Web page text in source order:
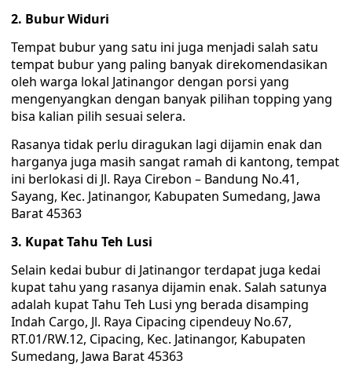
2. Bubur Widuri
Tempat bubur yang satu ini juga menjadi salah satu
tempat bubur yang paling banyak direkomendasikan
oleh warga lokal Jatinangor dengan porsi yang
mengenyangkan dengan banyak pilihan topping yang
bisa kalian pilih sesuai selera.
Rasanya tidak perlu diragukan lagi dijamin enak dan
harganya juga masih sangat ramah di kantong, tempat
ini berlokasi di Jl. Raya Cirebon – Bandung No.41,
Sayang, Kec. Jatinangor, Kabupaten Sumedang, Jawa
Barat 45363
3. Kupat Tahu Teh Lusi
Selain kedai bubur di Jatinangor terdapat juga kedai
kupat tahu yang rasanya dijamin enak. Salah satunya
adalah kupat Tahu Teh Lusi yng berada disamping
Indah Cargo, Jl. Raya Cipacing cipendeuy No.67,
RT.01/RW.12, Cipacing, Kec. Jatinangor, Kabupaten
Sumedang, Jawa Barat 45363